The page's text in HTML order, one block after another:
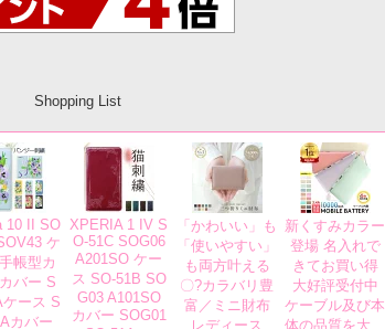
Shopping List
10 II SO
ケ
帳型カ
バー S
ケース S
カバー
XPERIA 1 IV S
O-51C SOG06
A201SO ケー
ス SO-51B SO
G03 A101SO
カバー SOG01
「かわいい」も
「使いやすい」
も両方叶える
〇?カラバリ豊
富／ミニ財布
レディース
新くすみカラー
登場 名入れで
きてお買い得
大好評受付中
ケーブル及び本
体の品質を大…